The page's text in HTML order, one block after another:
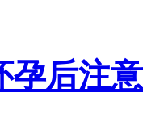
孕后注意